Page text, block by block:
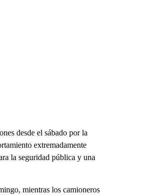
desde el sábado por la
extremadamente
la seguridad pública y una
mientras los camioneros